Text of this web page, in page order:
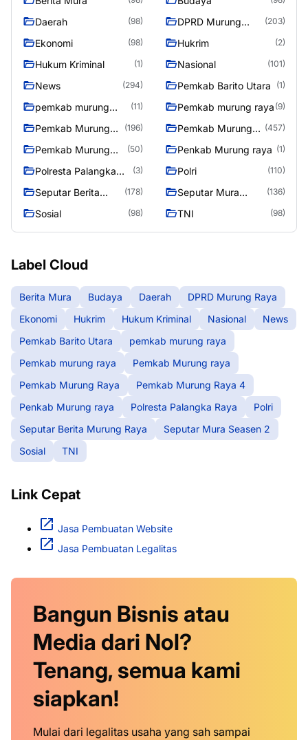
Daerah (98)
DPRD Murung
(203)
Ekonomi (98) Hukrim (2)
Hukum Kriminal (1) Nasional (101)
News (294) Pemkab Barito Utara (1)
pemkab murung
(11) Pemkab murung raya (9)
Pemkab Murung
(196)
Pemkab Murung
(457)
Pemkab Murung
(50) Penkab Murung raya (1)
Polresta Palangka
(3) Polri (110)
Seputar Berita
(178)
Seputar Mura
(136)
Sosial (98) TNI (98)
Label Cloud
Berita Mura Budaya Daerah
DPRD Murung Raya
Ekonomi
Hukrim Hukum Kriminal Nasional
News
Pemkab Barito Utara
pemkab murung raya
Pemkab murung raya
Pemkab Murung raya
Pemkab Murung Raya
Pemkab Murung Raya 4
Penkab Murung raya
Polresta Palangka Raya
Polri
Seputar Berita Murung Raya
Seputar Mura Seasen 2
Sosial
TNI
Link Cepat
Jasa Pembuatan Website
Jasa Pembuatan Legalitas
Bangun Bisnis atau
Media dari Nol?
Tenang, semua kami
siapkan!
Mulai dari legalitas usaha yang sah sampai